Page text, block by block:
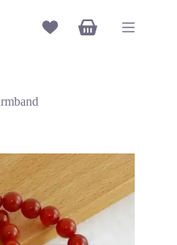
Winkelwagen